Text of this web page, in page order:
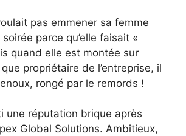
pas emmener sa femme
parce qu’elle faisait «
quand elle est montée sur
propriétaire de l’entreprise, il
rongé par le remords !
une réputation brique après
Global Solutions. Ambitieux,